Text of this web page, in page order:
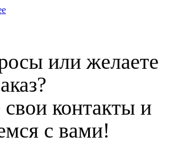
или желаете
свои контакты и
с вами!